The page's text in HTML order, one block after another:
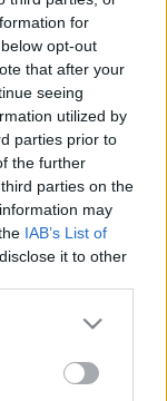
for
opt-out
that after your
seeing
utilized by
parties prior to
the further
parties on the
may
IAB’s List of
it to other
more Google
may click to
party tags to
BE
Ő EGY
hogy
A
politikusa.
KÖRÜLI